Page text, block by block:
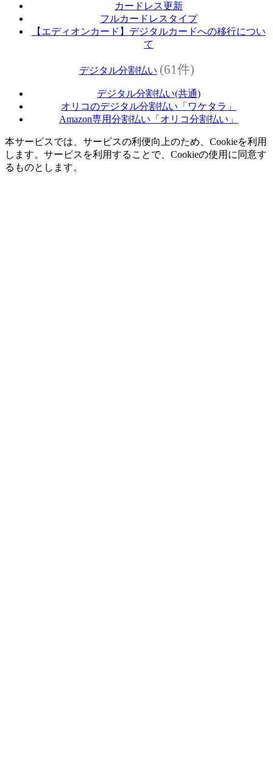
カードレス更新
フルカードレスタイプ
【エディオンカード】デジタルカードへの移行につい
て
デジタル分割払い (61件)
デジタル分割払い(共通)
オリコのデジタル分割払い「ワケタラ」
Amazon専用分割払い「オリコ分割払い」
本サービスでは、サービスの利便向上のため、Cookieを利用
します。サービスを利用することで、Cookieの使用に同意す
るものとします。